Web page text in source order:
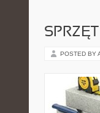
POSTED BY